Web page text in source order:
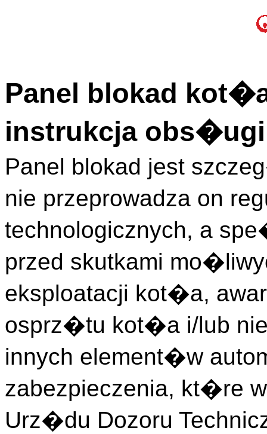
Panel blokad
instrukcja obs�ugi
Panel blokad jest
nie przeprowadza on
technologicznych, a
przed skutkami
eksploatacji kot�a,
osprz�tu kot�a i/lub
innych element�w
zabezpieczenia, kt�re
Urz�du Dozoru